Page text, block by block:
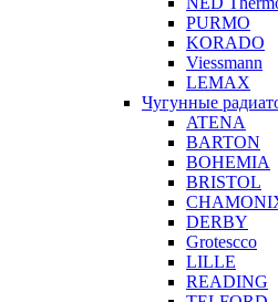
PURMO
KORADO
Viessmann
LEMAX
Чугунные
ATENA
BARTON
BOHEMIA
BRISTOL
DERBY
Grotescco
LILLE
READING